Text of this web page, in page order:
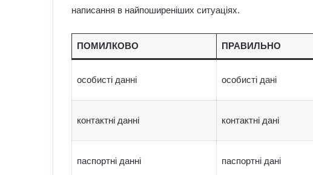
написання в найпоширеніших ситуаціях.
ПОМИЛКОВО ПРАВИЛЬНО
особисті данні особисті дані
контактні данні контактні дані
паспортні данні паспортні дані